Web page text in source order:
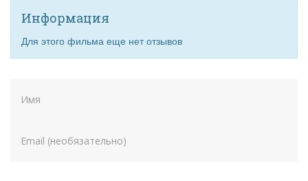
Информация
Для этого фильма еще нет отзывов